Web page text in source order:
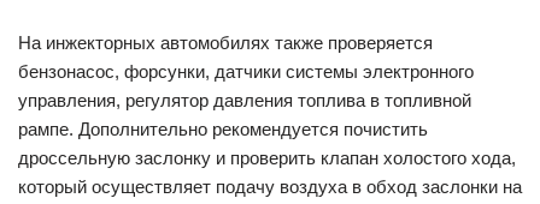
На инжекторных автомобилях также проверяется
бензонасос, форсунки, датчики системы электронного
управления, регулятор давления топлива в топливной
рампе. Дополнительно рекомендуется почистить
дроссельную заслонку и проверить клапан холостого хода,
который осуществляет подачу воздуха в обход заслонки на